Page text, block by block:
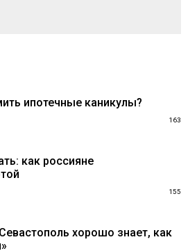
ипотечные каникулы?
163
как россияне
155
хорошо знает, как